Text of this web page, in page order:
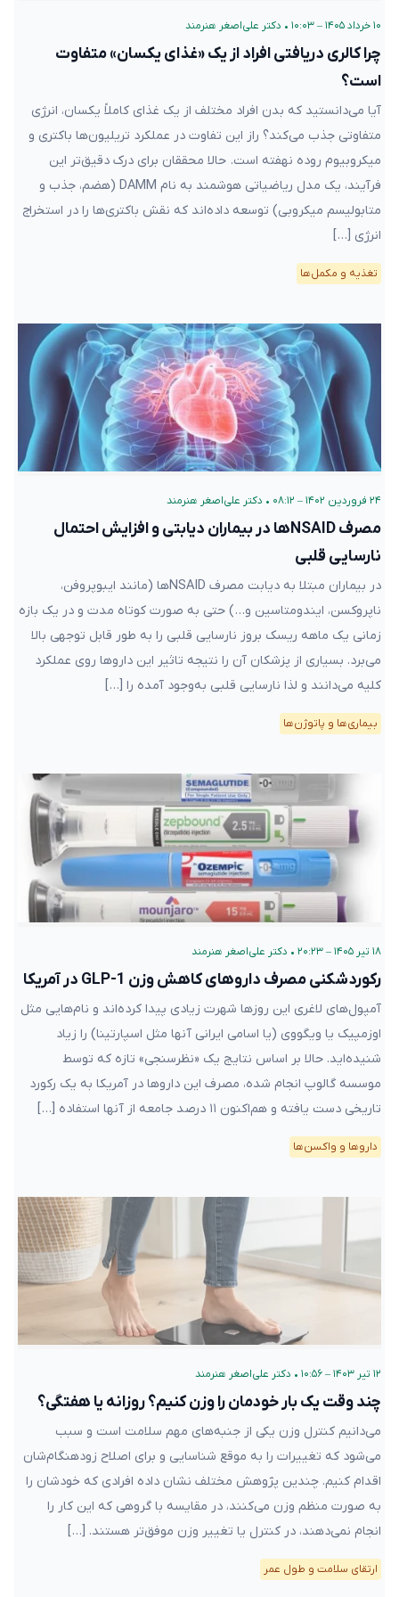
۱۰ خرداد ۱۴۰۵ – ۱۰:۰۳ • دکتر علی‌اصغر هنرمند
چرا کالری دریافتی افراد از یک «غذای یکسان» متفاوت
است؟
آیا می‌دانستید که بدن افراد مختلف از یک غذای کاملاً یکسان، انرژی
متفاوتی جذب می‌کند؟ راز این تفاوت در عملکرد تریلیون‌ها باکتری و
میکروبیوم روده نهفته است. حالا محققان برای درک دقیق‌تر این
فرآیند، یک مدل ریاضیاتی هوشمند به نام DAMM (هضم، جذب و
متابولیسم میکروبی) توسعه داده‌اند که نقش باکتری‌ها را در استخراج
انرژی […]
تغذیه و مکمل‌ها
۲۴ فروردین ۱۴۰۲ – ۰۸:۱۲ • دکتر علی‌اصغر هنرمند
مصرف NSAID‌ها در بیماران دیابتی و افزایش احتمال
نارسایی قلبی
در بیماران مبتلا به دیابت مصرف NSAID‌ها (مانند ایبوپروفن،
ناپروکسن، ایندومتاسین و…) حتی به صورت کوتاه مدت و در یک بازه
زمانی یک ماهه ریسک بروز نارسایی قلبی را به طور قابل توجهی بالا
می‌برد. بسیاری از پزشکان آن را نتیجه تاثیر این داروها روی عملکرد
کلیه می‌دانند و لذا نارسایی قلبی به‌وجود آمده را […]
بیماری‌ها و پاتوژن‌ها
۱۸ تیر ۱۴۰۵ – ۲۰:۲۳ • دکتر علی‌اصغر هنرمند
رکوردشکنی مصرف داروهای کاهش وزن GLP-1 در آمریکا
آمپول‌های لاغری این روزها شهرت زیادی پیدا کرده‌اند و نام‌هایی مثل
اوزمپیک یا ویگووی (یا اسامی ایرانی آنها مثل اسپارتینا) را زیاد
شنیده‌اید. حالا بر اساس نتایج یک «نظرسنجی» تازه که توسط
موسسه گالوپ انجام شده، مصرف این داروها در آمریکا به یک رکورد
تاریخی دست یافته و هم‌اکنون ۱۱ درصد جامعه از آنها استفاده […]
دارو‌ها و واکسن‌ها
۱۲ تیر ۱۴۰۳ – ۱۰:۵۶ • دکتر علی‌اصغر هنرمند
چند وقت یک بار خودمان را وزن کنیم؟ روزانه یا هفتگی؟
می‌دانیم کنترل وزن یکی از جنبه‌های مهم سلامت است و سبب
می‌شود که تغییرات را به موقع شناسایی و برای اصلاح زودهنگام‌شان
اقدام کنیم. چندین پژوهش مختلف نشان داده افرادی که خودشان را
به صورت منظم وزن می‌کنند، در مقایسه با گروهی که این کار را
انجام نمی‌دهند، در کنترل یا تغییر وزن موفق‌تر هستند. […]
ارتقای سلامت و طول عمر